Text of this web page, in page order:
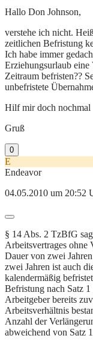
Hallo Don Johnson,
verstehe ich nicht.
zeitlichen Befristung
Ich habe immer
Erziehungsurlaub eine
Zeitraum befristen??
unbefristete
Hilf mir doch nochmal
Gruß
0
E
Endeavor
04.05.2010 um 20:52
§ 14 Abs. 2 TzBfG
Arbeitsvertrages ohne
Dauer von zwei
zwei Jahren ist auch
kalendermäßig
Befristung nach Satz
Arbeitgeber bereits
Arbeitsverhältnis
Anzahl der
abweichend von Satz